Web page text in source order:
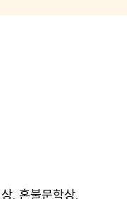
, 혼불문학상,